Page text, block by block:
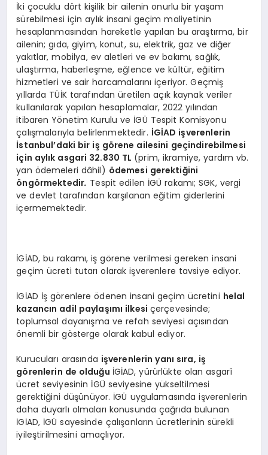
İki çocuklu dört kişilik bir ailenin onurlu bir yaşam
sürebilmesi için aylık insani geçim maliyetinin
hesaplanmasından hareketle yapılan bu araştırma, bir
ailenin; gıda, giyim, konut, su, elektrik, gaz ve diğer
yakıtlar, mobilya, ev aletleri ve ev bakımı, sağlık,
ulaştırma, haberleşme, eğlence ve kültür, eğitim
hizmetleri ve sair harcamalarını içeriyor. Geçmiş
yıllarda TÜİK tarafından üretilen açık kaynak veriler
kullanılarak yapılan hesaplamalar, 2022 yılından
itibaren Yönetim Kurulu ve İGÜ Tespit Komisyonu
çalışmalarıyla belirlenmektedir. İGİAD işverenlerin
İstanbul’daki bir iş görene ailesini geçindirebilmesi
için aylık asgari 32.830 TL (prim, ikramiye, yardım vb.
yan ödemeleri dâhil) ödemesi gerektiğini
öngörmektedir. Tespit edilen İGÜ rakamı; SGK, vergi
ve devlet tarafından karşılanan eğitim giderlerini
içermemektedir.
İGİAD, bu rakamı, iş görene verilmesi gereken insani
geçim ücreti tutarı olarak işverenlere tavsiye ediyor.
İGİAD İş görenlere ödenen insani geçim ücretini helal
kazancın adil paylaşımı ilkesi çerçevesinde;
toplumsal dayanışma ve refah seviyesi açısından
önemli bir gösterge olarak kabul ediyor.
Kurucuları arasında işverenlerin yanı sıra, iş
görenlerin de olduğu İGİAD, yürürlükte olan asgarî
ücret seviyesinin İGÜ seviyesine yükseltilmesi
gerektiğini düşünüyor. İGÜ uygulamasında işverenlerin
daha duyarlı olmaları konusunda çağrıda bulunan
İGİAD, İGÜ sayesinde çalışanların ücretlerinin sürekli
iyileştirilmesini amaçlıyor.